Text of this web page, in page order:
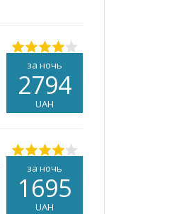
за ночь
2794
UAH
за ночь
1695
UAH